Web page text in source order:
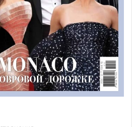
прошел 11-й Energy Boat
при поддержке Яхт-клуба
международной встречей,
и альтернативным
для индустрии яхтинга